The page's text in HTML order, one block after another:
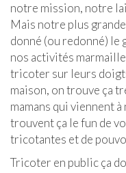
notre mission, notre
Mais notre plus
donné (ou redonné) le
nos activités
tricoter sur leurs
maison, on trouve ça
mamans qui viennent
trouvent ça le fun de
tricotantes et de
Tricoter en public ça